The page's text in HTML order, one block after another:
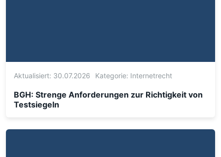
Aktualisiert: 30.07.2026 Kategorie: Internetrecht
BGH: Strenge Anforderungen zur Richtigkeit von
Testsiegeln